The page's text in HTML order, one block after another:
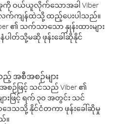
ဝယ်ယူလိုက်သောအခါ Viber
က်ကျန်ထဲသို့ ထည့်ပေးပါသည်။
၏ သက်သာသော နှုန်းထားများ
ပါတ်သို့မဆို ဖုန်းခေါ်ဆိုနိုင်
ည့် အစီအစဉ်များ
စဉ်ဖြင့် သင်သည် Viber ၏
းဖြင့် ရက် ၃၀ အတွင်း သင်
ေသသို့ နိုင်ငံတကာ ဖုန်းခေါ်ဆိုမှု
။